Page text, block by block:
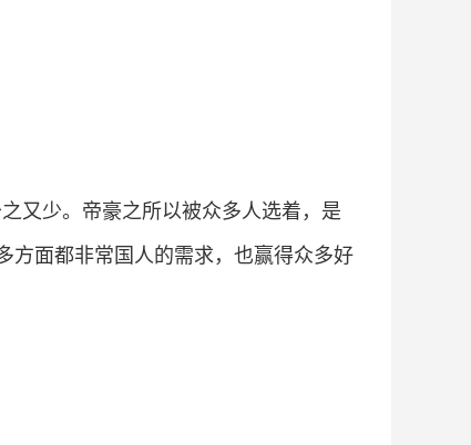
又少。帝豪之所以被众多人选着，是
方面都非常国人的需求，也赢得众多好